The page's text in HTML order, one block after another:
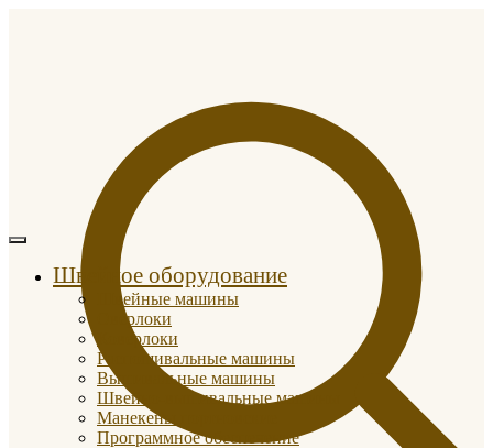
Швейное оборудование
Швейные машины
Оверлоки
Коверлоки
Распошивальные машины
Вышивальные машины
Швейно-вышивальные машины
Манекены портновские
Программное обеспечение